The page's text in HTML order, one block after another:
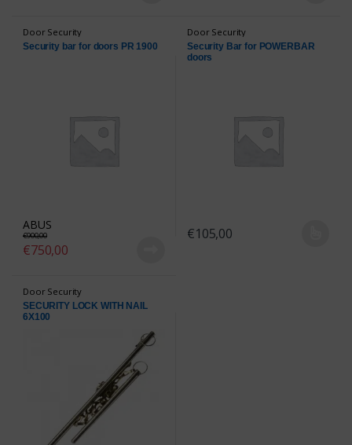
Door Security
Security bar for doors PR 1900
ABUS
€750,00
€900,00
Door Security
Security Bar for POWERBAR
doors
€105,00
This product has multiple
Door Security
SECURITY LOCK WITH NAIL
6X100